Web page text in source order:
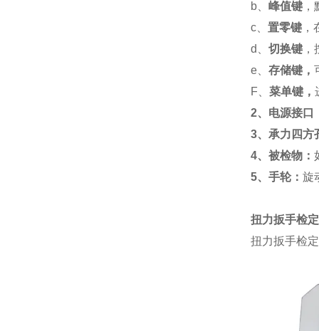
b、 峰值键，
c、 置零键，
d、 切换键，
e、 存储键，
F、 菜单键，
2、电源接口
3、承力四方
4、被检物：
5、手轮： 旋
扭力扳手检
扭力扳手检